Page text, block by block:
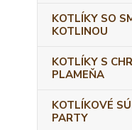
KOTLÍKY SO
KOTLINOU
KOTLÍKY S
PLAMEŇA
KOTLÍKOVÉ
PARTY